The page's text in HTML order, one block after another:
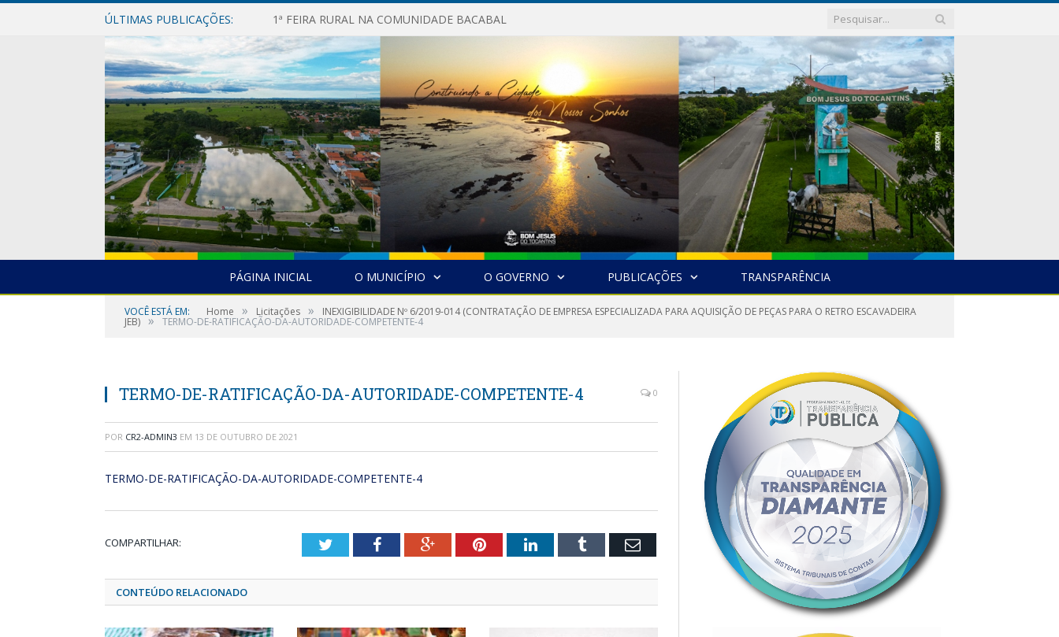
ÚLTIMAS PUBLICAÇÕES: 1ª FEIRA RURAL NA COMUNIDADE BACABAL
PÁGINA INICIAL O MUNICÍPIO O GOVERNO PUBLICAÇÕES TRANSPARÊNCIA
VOCÊ ESTÁ EM: Home » Licitações » INEXIGIBILIDADE Nº 6/2019-014 (CONTRATAÇÃO DE EMPRESA ESPECIALIZADA PARA AQUISIÇÃO DE PEÇAS PARA O RETRO ESCAVADEIRA
JEB) » TERMO-DE-RATIFICAÇÃO-DA-AUTORIDADE-COMPETENTE-4
TERMO-DE-RATIFICAÇÃO-DA-AUTORIDADE-COMPETENTE-4 0
POR CR2-ADMIN3 EM 13 DE OUTUBRO DE 2021
TERMO-DE-RATIFICAÇÃO-DA-AUTORIDADE-COMPETENTE-4
COMPARTILHAR: TwitterFacebookGoogle+PinterestLinkedInTumblr Email
CONTEÚDO RELACIONADO